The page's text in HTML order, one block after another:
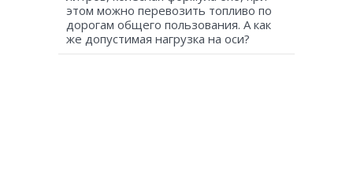
этом можно перевозить топливо по
дорогам общего пользования. А как
же допустимая нагрузка на оси?